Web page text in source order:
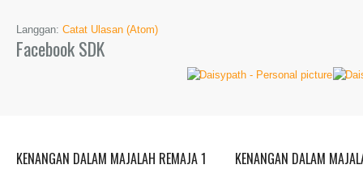
Langgan: Catat Ulasan (Atom)
Facebook SDK
KENANGAN DALAM MAJALAH REMAJA 1
KENANGAN DALAM